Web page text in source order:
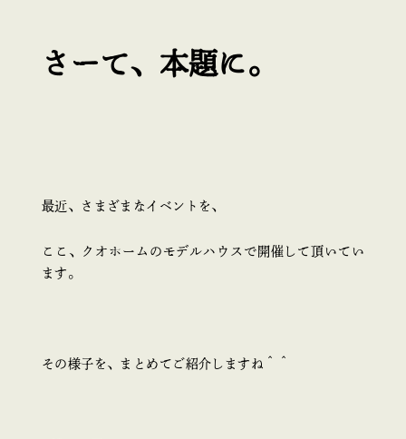
さーて、本題に。
最近、さまざまなイベントを、
ここ、クオホームのモデルハウスで開催して頂いてい
ます。
その様子を、まとめてご紹介しますね＾＾